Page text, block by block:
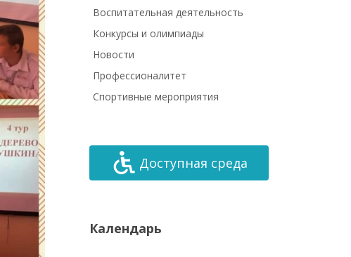
Воспитательная деятельность
Конкурсы и олимпиады
Новости
Профессионалитет
Спортивные мероприятия
Доступная среда
Календарь